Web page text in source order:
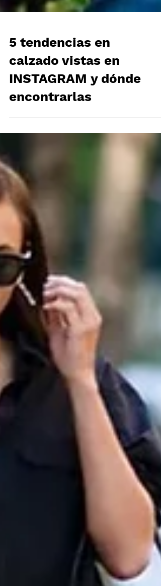
5 tendencias en
calzado vistas en
INSTAGRAM y dónde